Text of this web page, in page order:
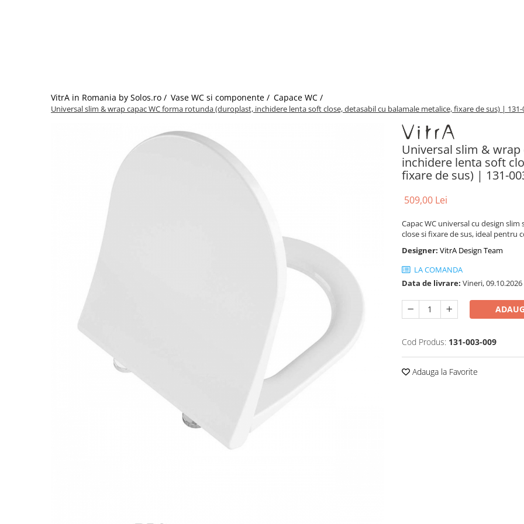
VitrA in Romania by Solos.ro / Vase WC si componente / Capace WC /
Universal slim & wrap capac WC forma rotunda (duroplast, inchidere lenta soft close, detasabil cu balamale metalice, fixare de sus) | 131-
Universal slim &
inchidere lenta soft
fixare de sus) | 131-
509,00 Lei
Capac WC universal cu design
close si fixare de sus, ideal pentru
Designer: VitrA Design Team
LA COMANDA
Data de livrare: Vineri, 09.10.2026
Cod Produs: 131-003-009
Adauga la Favorite